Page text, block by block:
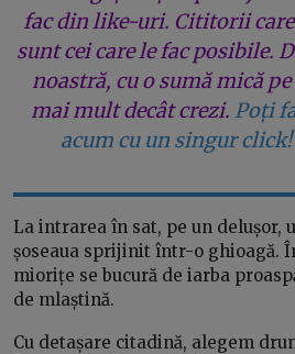
fac din like-uri. Cititorii
sunt cei care le fac posibile.
noastră, cu o sumă mică
mai mult decât crezi. Poți
acum cu un singur
La intrarea în sat, pe un delușor,
șoseaua sprijinit într-o ghioagă.
miorițe se bucură de iarba
de mlaștină.
Cu detașare citadină, alegem